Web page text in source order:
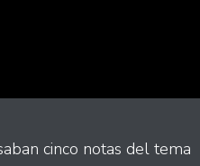
cinco notas del tema